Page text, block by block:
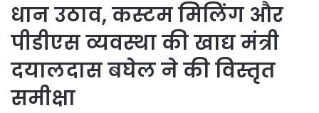
धान उठाव, कस्टम मिलिंग और
पीडीएस व्यवस्था की खाद्य मंत्री
दयालदास बघेल ने की विस्तृत
समीक्षा